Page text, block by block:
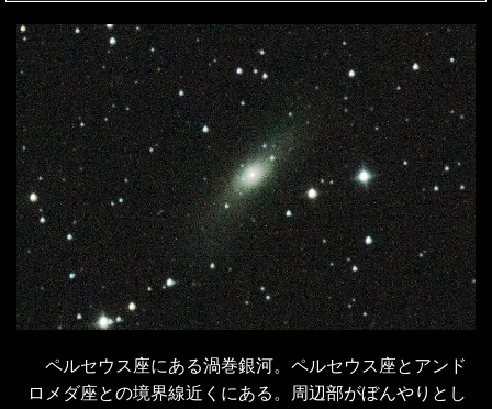
ペルセウス座にある渦巻銀河。ペルセウス座とアンド
ロメダ座との境界線近くにある。周辺部がぼんやりとし